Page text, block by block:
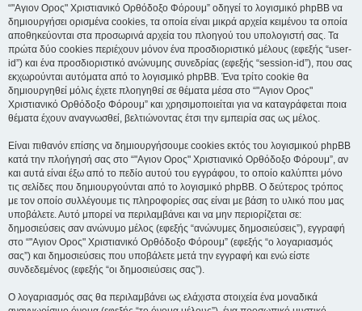
“"Αγιον Ορος" Χριστιανικό Ορθόδοξο Φόρουμ” οδηγεί το λογισμικό phpBB να
δημιουργήσει ορισμένα cookies, τα οποία είναι μικρά αρχεία κειμένου τα οποία
αποθηκεύονται στα προσωρινά αρχεία του πλοηγού του υπολογιστή σας. Τα
πρώτα δύο cookies περιέχουν μόνον ένα προσδιοριστικό μέλους (εφεξής “user-
id”) και ένα προσδιοριστικό ανώνυμης συνεδρίας (εφεξής “session-id”), που σας
εκχωρούνται αυτόματα από το λογισμικό phpBB. Ένα τρίτο cookie θα
δημιουργηθεί μόλις έχετε πλοηγηθεί σε θέματα μέσα στο “"Αγιον Ορος"
Χριστιανικό Ορθόδοξο Φόρουμ” και χρησιμοποιείται για να καταγράφεται ποια
θέματα έχουν αναγνωσθεί, βελτιώνοντας έτσι την εμπειρία σας ως μέλος.
Είναι πιθανόν επίσης να δημιουργήσουμε cookies εκτός του λογισμικού phpBB
κατά την πλοήγησή σας στο “"Αγιον Ορος" Χριστιανικό Ορθόδοξο Φόρουμ”, αν
και αυτά είναι έξω από το πεδίο αυτού του εγγράφου, το οποίο καλύπτει μόνο
τις σελίδες που δημιουργούνται από το λογισμικό phpBB. Ο δεύτερος τρόπος
με τον οποίο συλλέγουμε τις πληροφορίες σας είναι με βάση το υλικό που μας
υποβάλετε. Αυτό μπορεί να περιλαμβάνει και να μην περιορίζεται σε:
δημοσιεύσεις σαν ανώνυμο μέλος (εφεξής “ανώνυμες δημοσιεύσεις”), εγγραφή
στο “"Αγιον Ορος" Χριστιανικό Ορθόδοξο Φόρουμ” (εφεξής “ο λογαριασμός
σας”) και δημοσιεύσεις που υποβάλετε μετά την εγγραφή και ενώ είστε
συνδεδεμένος (εφεξής “οι δημοσιεύσεις σας”).
Ο λογαριασμός σας θα περιλαμβάνει ως ελάχιστα στοιχεία ένα μοναδικά